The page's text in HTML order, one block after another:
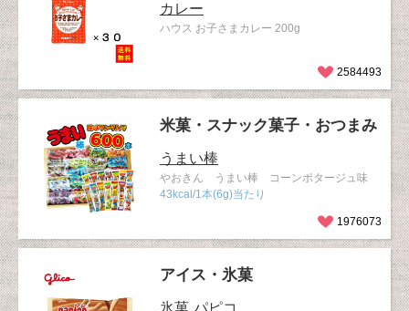
カレー
ハウス お子さまカレー 200g
2584493
米菓・スナック菓子・おつまみ
うまい棒
やおきん うまい棒 コーンポタージュ味
43kcal/1本(6g)当たり
1976073
アイス・氷菓
氷菓 パピコ